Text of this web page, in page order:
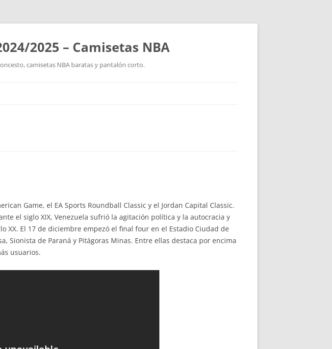
2025 – Camisetas NBA
camisetas NBA baratas y pantalón corto.
Game, el EA Sports Roundball Classic y el Jordan Capital Classic.
el siglo XIX, Venezuela sufrió la agitación política y la autocracia y
El 17 de diciembre empezó el final four en el Estadio Ciudad de
Sionista de Paraná y Pitágoras Minas. Entre ellas destaca por encima
usuarios.